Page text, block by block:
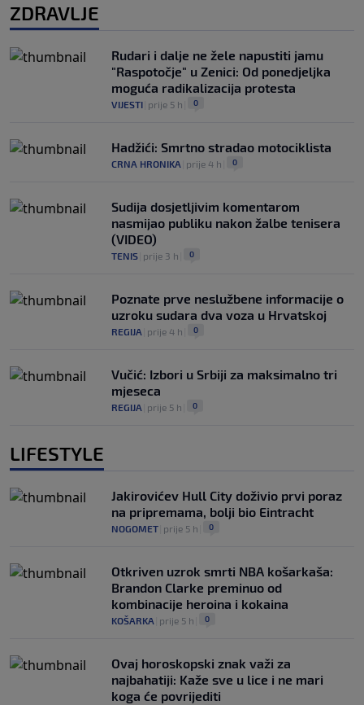
ZDRAVLJE
Rudari i dalje ne žele napustiti jamu
"Raspotočje" u Zenici: Od ponedjeljka
moguća radikalizacija protesta
VIJESTI prije 5 h 0
Hadžići: Smrtno stradao motociklista
CRNA HRONIKA prije 4 h 0
Sudija dosjetljivim komentarom
nasmijao publiku nakon žalbe tenisera
(VIDEO)
TENIS prije 3 h 0
Poznate prve neslužbene informacije o
uzroku sudara dva voza u Hrvatskoj
REGIJA prije 4 h 0
Vučić: Izbori u Srbiji za maksimalno tri
mjeseca
REGIJA prije 5 h 0
LIFESTYLE
Jakirovićev Hull City doživio prvi poraz
na pripremama, bolji bio Eintracht
NOGOMET prije 5 h 0
Otkriven uzrok smrti NBA košarkaša:
Brandon Clarke preminuo od
kombinacije heroina i kokaina
KOŠARKA prije 5 h 0
Ovaj horoskopski znak važi za
najbahatiji: Kaže sve u lice i ne mari
koga će povrijediti